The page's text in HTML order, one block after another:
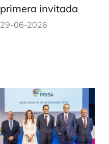
primera invitada
29-06-2026